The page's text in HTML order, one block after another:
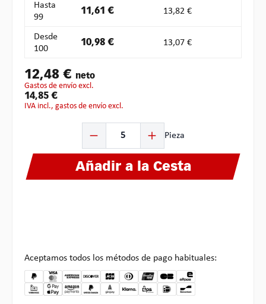
Hasta
99
11,61 € 13,82 €
Desde
100
10,98 € 13,07 €
12,48 € neto
gastos de envío excl.
14,85 €
IVA incl., gastos de envío excl.
Pieza
Añadir a la Cesta
Aceptamos todos los métodos de pago habituales: